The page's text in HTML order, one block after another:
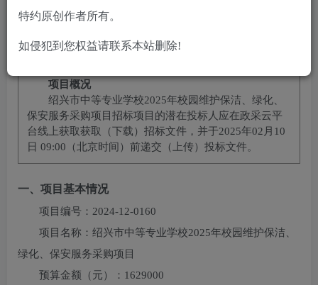
项目概况
绍兴市中等专业学校2025年校园维护保洁、绿化、
保安服务采购项目 招标项目的潜在投标人应在政采云平
台线上获取获取（下载）招标文件，并于2025年02月10
日 09:00 （北京时间）前递交（上传）投标文件。
一、项目基本情况
项目编号： 2024-12-0160
项目名称： 绍兴市中等专业学校2025年校园维护保洁、
绿化、保安服务采购项目
预算金额（元）： 1629000
特约原创作者所有。
如侵犯到您权益请联系本站删除!